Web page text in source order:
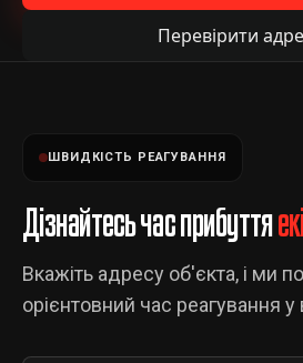
Перевірити
ШВИДКІСТЬ РЕАГУВАННЯ
Дізнайтесь час прибуття
Вкажіть адресу об'єкта, і ми
орієнтовний час реагування